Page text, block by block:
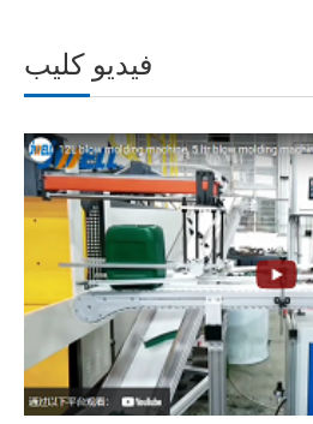
فيديو كليب